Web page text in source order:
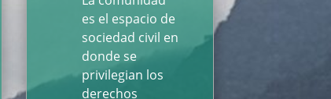
es el espacio de
sociedad civil en
donde se
privilegian los
derechos